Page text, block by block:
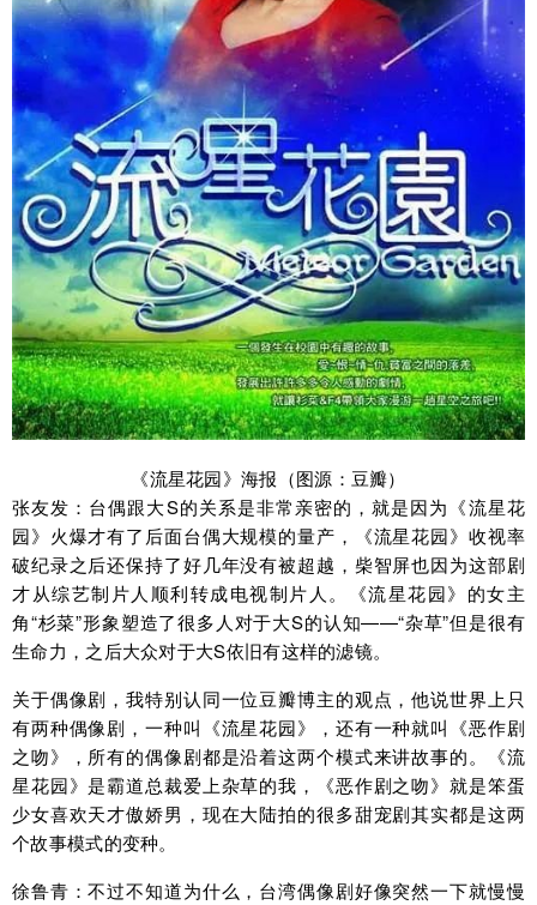
《流星花园》海报（图源：豆瓣）
张友发：台偶跟大S的关系是非常亲密的，就是因为《流星花
园》火爆才有了后面台偶大规模的量产，《流星花园》收视率
破纪录之后还保持了好几年没有被超越，柴智屏也因为这部剧
才从综艺制片人顺利转成电视制片人。《流星花园》的女主
角“杉菜”形象塑造了很多人对于大S的认知——“杂草”但是很有
生命力，之后大众对于大S依旧有这样的滤镜。
关于偶像剧，我特别认同一位豆瓣博主的观点，他说世界上只
有两种偶像剧，一种叫《流星花园》，还有一种就叫《恶作剧
之吻》，所有的偶像剧都是沿着这两个模式来讲故事的。《流
星花园》是霸道总裁爱上杂草的我，《恶作剧之吻》就是笨蛋
少女喜欢天才傲娇男，现在大陆拍的很多甜宠剧其实都是这两
个故事模式的变种。
徐鲁青：不过不知道为什么，台湾偶像剧好像突然一下就慢慢